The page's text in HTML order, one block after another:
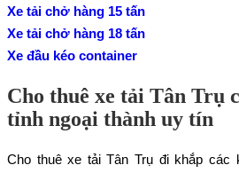
Xe tải chở hàng 15 tấn
Xe tải chở hàng 18 tấn
Xe đầu kéo container
Cho thuê xe tải Tân Trụ
tỉnh ngoại thành uy tín
Cho thuê xe tải Tân Trụ đi khắp các